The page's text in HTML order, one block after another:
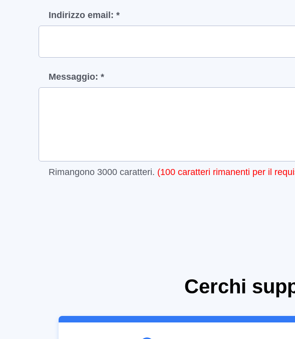
Indirizzo email: *
Messaggio: *
Rimangono 3000 caratteri. (100 caratteri rimanenti per il
Cerchi